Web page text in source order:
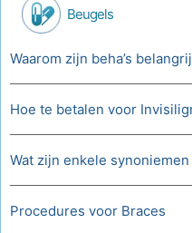
Beugels
Waarom zijn beha’s
Hoe te betalen voor
Wat zijn enkele
Procedures voor Braces